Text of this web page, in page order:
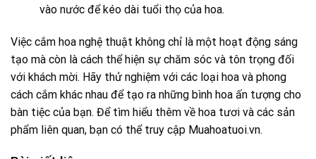
vào nước để kéo dài tuổi thọ của hoa.
Việc cắm hoa nghệ thuật không chỉ là một hoạt động sáng
tạo mà còn là cách thể hiện sự chăm sóc và tôn trọng đối
với khách mời. Hãy thử nghiệm với các loại hoa và phong
cách cắm khác nhau để tạo ra những bình hoa ấn tượng cho
bàn tiệc của bạn. Để tìm hiểu thêm về hoa tươi và các sản
phẩm liên quan, bạn có thể truy cập Muahoatuoi.vn.